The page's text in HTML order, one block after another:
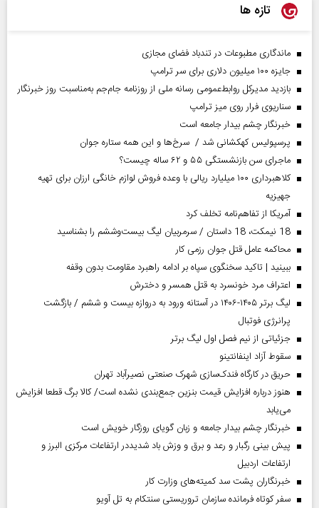
تازه ها
ماندگاری مطبوعات در تندباد فضای مجازی
جایزه ۱۰۰ میلیون دلاری برای سر ترامپ
بازدید مدیرکل روابط‌عمومی رسانه ملی از روزنامه جام‌جم به‌مناسبت روز خبرنگار
سناریوی فرار روی میز ترامپ
خبرنگار چشم بیدار جامعه است
پرسپولیس کهکشانی شد / سرخ‌ها و این همه ستاره جوان
ماجرای سن بازنشستگی ۵۵ و ۶۲ ساله چیست؟
کلاهبرداری ۱۰۰ میلیارد ریالی با وعده فروش لوازم خانگی ارزان برای تهیه
جهیزیه
آمریکا از تفاهم‌نامه تخلف کرد
18 نیمکت، 18 داستان / سرمربیان لیگ بیست‌وششم را بشناسید
محاکمه عامل قتل جوان رزمی کار
ببینید | تاکید سخنگوی سپاه بر ادامه راهبرد مقاومت بدون وقفه
اعتراف مرد خونسرد به قتل همسر و دخترش
لیگ برتر ۱۴۰۵-۱۴۰۶ در آستانه ورود به دروازه بیست و ششم / بازگشت
پرانرژی فوتبال
جزئیاتی از نیم فصل اول لیگ برتر
سقوط آزاد اینفانتینو
حریق در کارگاه فندک‌سازی شهرک صنعتی نصیرآباد تهران
هنوز درباره افزایش قیمت بنزین جمع‌بندی نشده است/ کالا برگ قطعا افزایش
می‌یابد
خبرنگار چشم بیدار جامعه و زبان گویای روزگار خویش است
پیش بینی رگبار و رعد و برق و وزش باد شدیددر ارتفاعات مرکزی البرز و
ارتفاعات اردبیل
خبرنگاران پشت سد کمیته‌های وزارت کار
سفر کوتاه فرمانده سازمان تروریستی سنتکام به تل آویو